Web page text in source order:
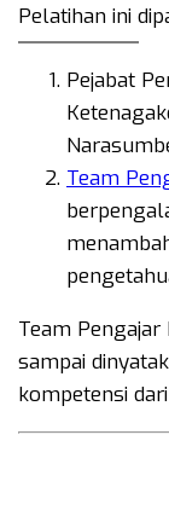
Pelatihan ini
Pejabat
Team
Team
sampai
kompetensi dari